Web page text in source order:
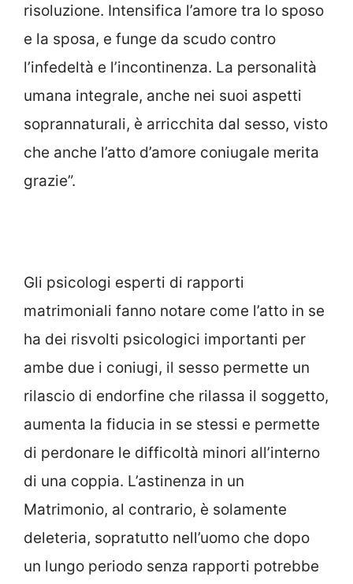
risoluzione. Intensifica l’amore tra lo sposo
e la sposa, e funge da scudo contro
l’infedeltà e l’incontinenza. La personalità
umana integrale, anche nei suoi aspetti
soprannaturali, è arricchita dal sesso, visto
che anche l’atto d’amore coniugale merita
grazie”.
Gli psicologi esperti di rapporti
matrimoniali fanno notare come l’atto in se
ha dei risvolti psicologici importanti per
ambe due i coniugi, il sesso permette un
rilascio di endorfine che rilassa il soggetto,
aumenta la fiducia in se stessi e permette
di perdonare le difficoltà minori all’interno
di una coppia. L’astinenza in un
Matrimonio, al contrario, è solamente
deleteria, sopratutto nell’uomo che dopo
un lungo periodo senza rapporti potrebbe